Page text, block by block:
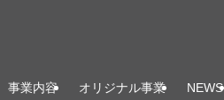
事業内容 オリジナル事業 NEWS